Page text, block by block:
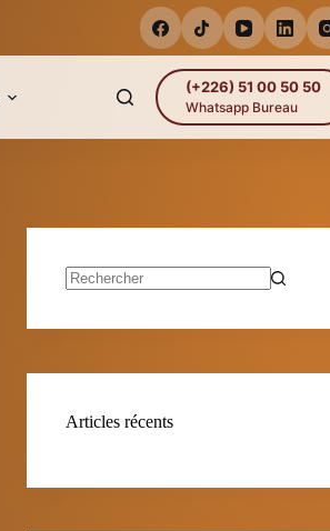
(+226) 51 00 50 50
Whatsapp Bureau
Articles récents